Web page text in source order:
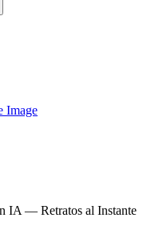
Image
IA — Retratos al Instante